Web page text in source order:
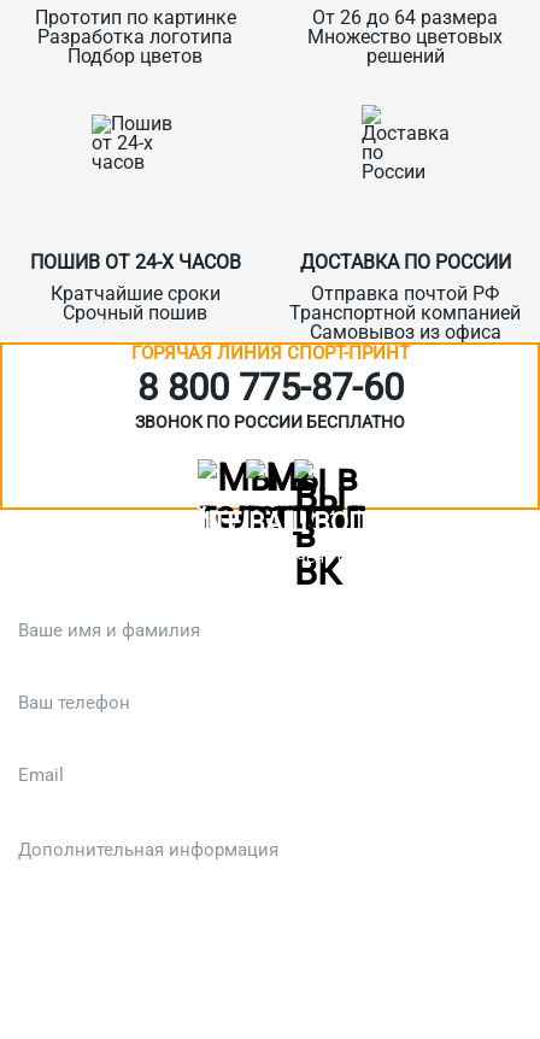
Прототип по картинке
Разработка логотипа
Подбор цветов
От 26 до 64 размера
Множество цветовых
решений
ПОШИВ ОТ 24-Х ЧАСОВ
Кратчайшие сроки
Срочный пошив
ДОСТАВКА ПО РОССИИ
Отправка почтой РФ
Транспортной компанией
Самовывоз из офиса
ГОРЯЧАЯ ЛИНИЯ СПОРТ-ПРИНТ
8 800 775‑87-60
ЗВОНОК ПО РОССИИ БЕСПЛАТНО
ЗАДАЙТЕ ВАШ ВОПРОС
Или кратко опишите ситуацию. Мы очень быстро свяжемся с вами